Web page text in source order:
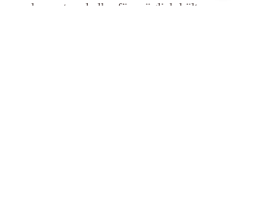
auskommt und alles für möglich hält,